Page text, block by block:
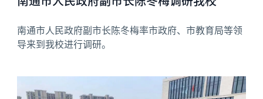
南通市人民政府副市长陈冬梅率市政府、市教育局等领
导来到我校进行调研。